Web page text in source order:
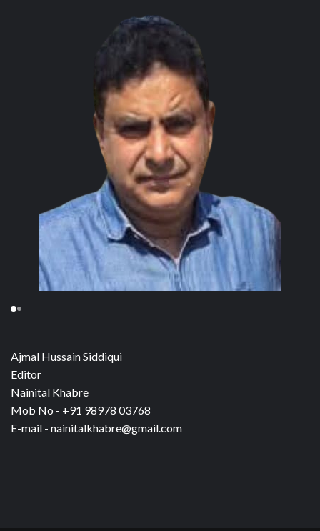
Ajmal Hussain Siddiqui
Editor
Nainital Khabre
Mob No - +91 98978 03768
E-mail - nainitalkhabre@gmail.com